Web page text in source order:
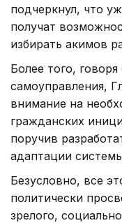
подчеркнул, что
получат
избирать акимов
Более того,
самоуправления,
внимание на
гражданских
поручив
адаптации
Безусловно, все
политически
зрелого,